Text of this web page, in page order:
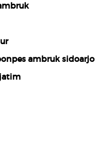
ambruk sidoarjo
jatim